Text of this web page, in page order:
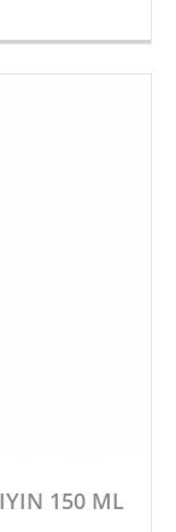
150 ML